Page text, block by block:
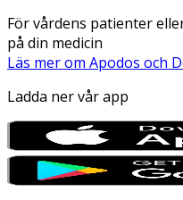
För vårdens patienter
på din medicin
Läs mer om Apodos och
Ladda ner vår app